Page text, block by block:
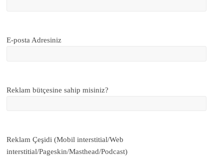
E-posta Adresiniz
Reklam bütçesine sahip misiniz?
Reklam Çeşidi (Mobil interstitial/Web
interstitial/Pageskin/Masthead/Podcast)